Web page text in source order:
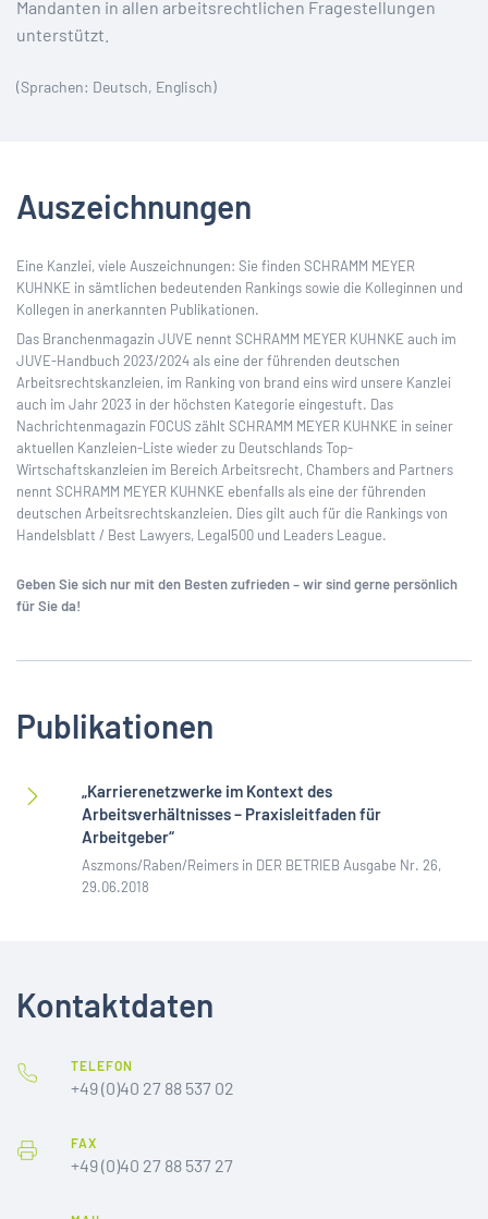
Mandanten in allen arbeitsrechtlichen Fragestellungen
unterstützt.
(Sprachen: Deutsch, Englisch)
Auszeichnungen
Eine Kanzlei, viele Auszeichnungen: Sie finden SCHRAMM MEYER
KUHNKE in sämtlichen bedeutenden Rankings sowie die Kolleginnen und
Kollegen in anerkannten Publikationen.
Das Branchenmagazin JUVE nennt SCHRAMM MEYER KUHNKE auch im
JUVE-Handbuch 2023/2024 als eine der führenden deutschen
Arbeitsrechtskanzleien, im Ranking von brand eins wird unsere Kanzlei
auch im Jahr 2023 in der höchsten Kategorie eingestuft. Das
Nachrichtenmagazin FOCUS zählt SCHRAMM MEYER KUHNKE in seiner
aktuellen Kanzleien-Liste wieder zu Deutschlands Top-
Wirtschaftskanzleien im Bereich Arbeitsrecht, Chambers and Partners
nennt SCHRAMM MEYER KUHNKE ebenfalls als eine der führenden
deutschen Arbeitsrechtskanzleien. Dies gilt auch für die Rankings von
Handelsblatt / Best Lawyers, Legal500 und Leaders League.
Geben Sie sich nur mit den Besten zufrieden – wir sind gerne persönlich
für Sie da!
Publikationen
„Karrierenetzwerke im Kontext des
Arbeitsverhältnisses – Praxisleitfaden für
Arbeitgeber“
Aszmons/Raben/Reimers in DER BETRIEB Ausgabe Nr. 26,
29.06.2018
Kontakt­daten
TELEFON
+49 (0)40 27 88 537 02
FAX
+49 (0)40 27 88 537 27